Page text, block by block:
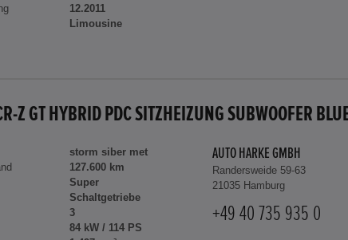
12.2011
Limousine
storm siber met
127.600 km
Super
Schaltgetriebe
3
84 kW / 114 PS
AUTO HARKE GMBH
Randersweide 59-63
21035 Hamburg
+49 40 735 935 0